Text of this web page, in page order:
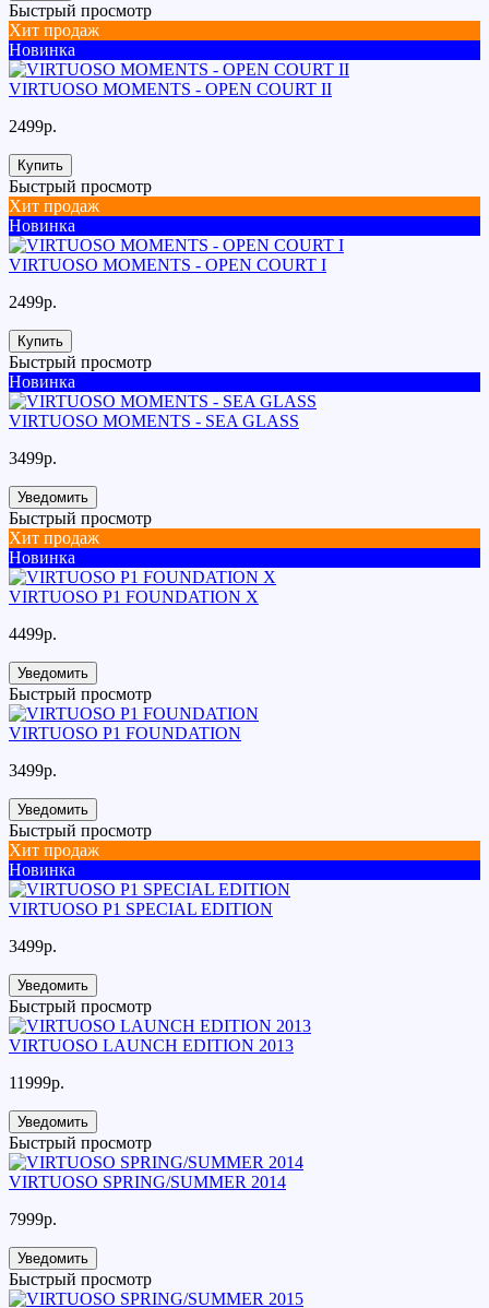
Быстрый просмотр
Хит продаж
Новинка
VIRTUOSO MOMENTS - OPEN COURT II
2499р.
Купить
Быстрый просмотр
Хит продаж
Новинка
VIRTUOSO MOMENTS - OPEN COURT I
2499р.
Купить
Быстрый просмотр
Новинка
VIRTUOSO MOMENTS - SEA GLASS
3499р.
Уведомить
Быстрый просмотр
Хит продаж
Новинка
VIRTUOSO P1 FOUNDATION X
4499р.
Уведомить
Быстрый просмотр
VIRTUOSO P1 FOUNDATION
3499р.
Уведомить
Быстрый просмотр
Хит продаж
Новинка
VIRTUOSO P1 SPECIAL EDITION
3499р.
Уведомить
Быстрый просмотр
VIRTUOSO LAUNCH EDITION 2013
11999р.
Уведомить
Быстрый просмотр
VIRTUOSO SPRING/SUMMER 2014
7999р.
Уведомить
Быстрый просмотр